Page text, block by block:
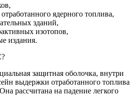
ядерного топлива,
зданий,
изотопов,
издания.
защитная оболочка, внутри
выдержки отработанного топлива
рассчитана на падение легкого